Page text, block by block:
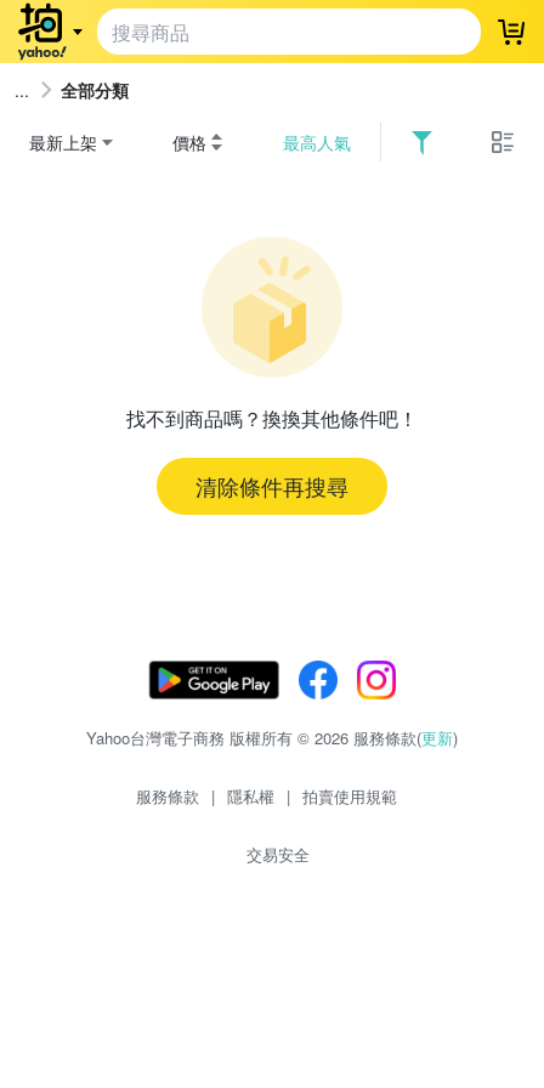
登
全部分類
最新上架 價格 最高人氣
找不到商品嗎？換換其他條件吧！
清除條件再搜尋
Yahoo台灣電子商務 版權所有 © 2026 服務條款(更新)
服務條款 | 隱私權 | 拍賣使用規範
交易安全